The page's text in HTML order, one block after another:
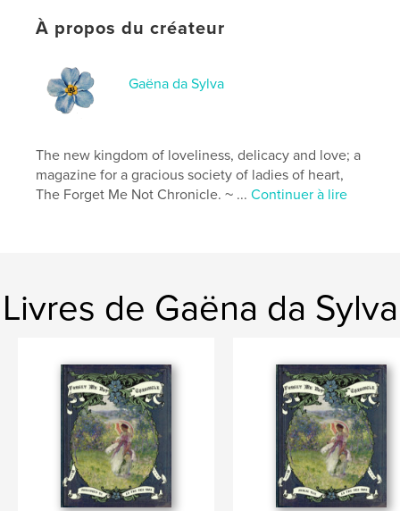
Date de publication:mai 08, 2026
Mots-clés
Victorian
À propos du créateur
Gaëna da Sylva
The new kingdom of loveliness, delicacy and love; a
magazine for a gracious society of ladies of heart,
The Forget Me Not Chronicle. ~ ...Continuer à lire
Livres de Gaëna da Sylva